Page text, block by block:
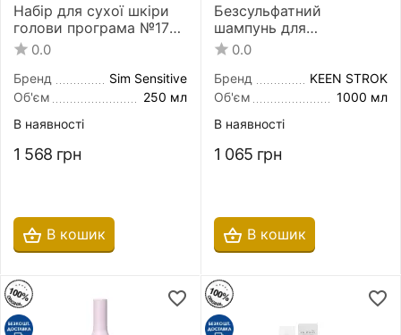
Набір для сухої шкіри
голови програма №17
Sim Sensitive System 4
Program 17 150 мл+250
мл
0.0
Бренд
Sim Sensitive
Об'єм
250 мл
В наявності
1 568 грн
В кошик
Безсульфатний
шампунь для
фарбованого волосся
Keen Strok Color
Shampoo for Dyed Hair
1000 мл
0.0
Бренд
KEEN STROK
Об'єм
1000 мл
В наявності
1 065 грн
В кошик